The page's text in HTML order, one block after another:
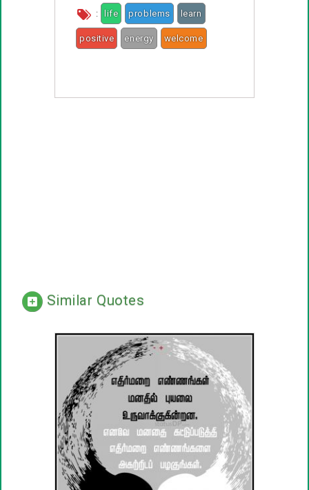
: life problems learn
positive energy welcome
Similar Quotes